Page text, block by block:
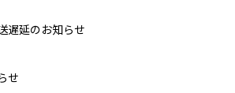
遅延のお知らせ
せ